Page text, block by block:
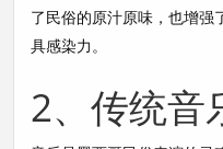
了民俗的原汁原味，也增强
具感染力。
2、传统音